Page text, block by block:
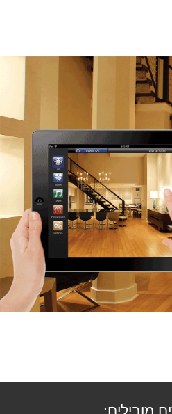
מובילים: